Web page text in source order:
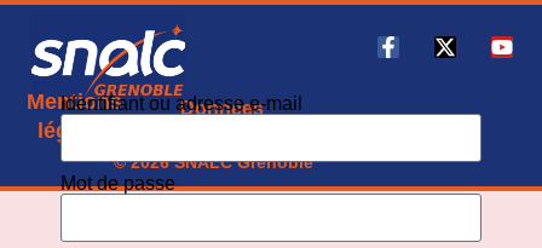
Mentions
légales
Données
© 2026 SNALC Grenoble
Identifiant ou adresse e-mail
Mot de passe